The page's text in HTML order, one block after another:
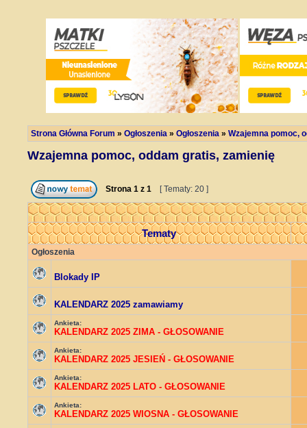
Strona Główna Forum » Ogłoszenia » Ogłoszenia » Wzajemna pomoc,
Wzajemna pomoc, oddam gratis, zamienię
Strona 1 z 1 [ Tematy: 20 ]
Tematy
Ogłoszenia
Blokady IP
KALENDARZ 2025 zamawiamy
Ankieta:
KALENDARZ 2025 ZIMA - GŁOSOWANIE
Ankieta:
KALENDARZ 2025 JESIEŃ - GŁOSOWANIE
Ankieta:
KALENDARZ 2025 LATO - GŁOSOWANIE
Ankieta:
KALENDARZ 2025 WIOSNA - GŁOSOWANIE